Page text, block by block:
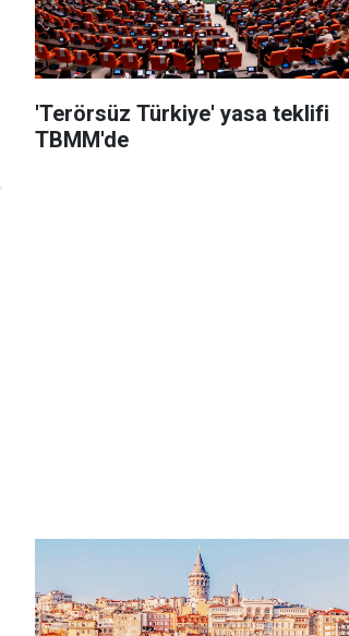
'Terörsüz Türkiye' yasa teklifi
TBMM'de